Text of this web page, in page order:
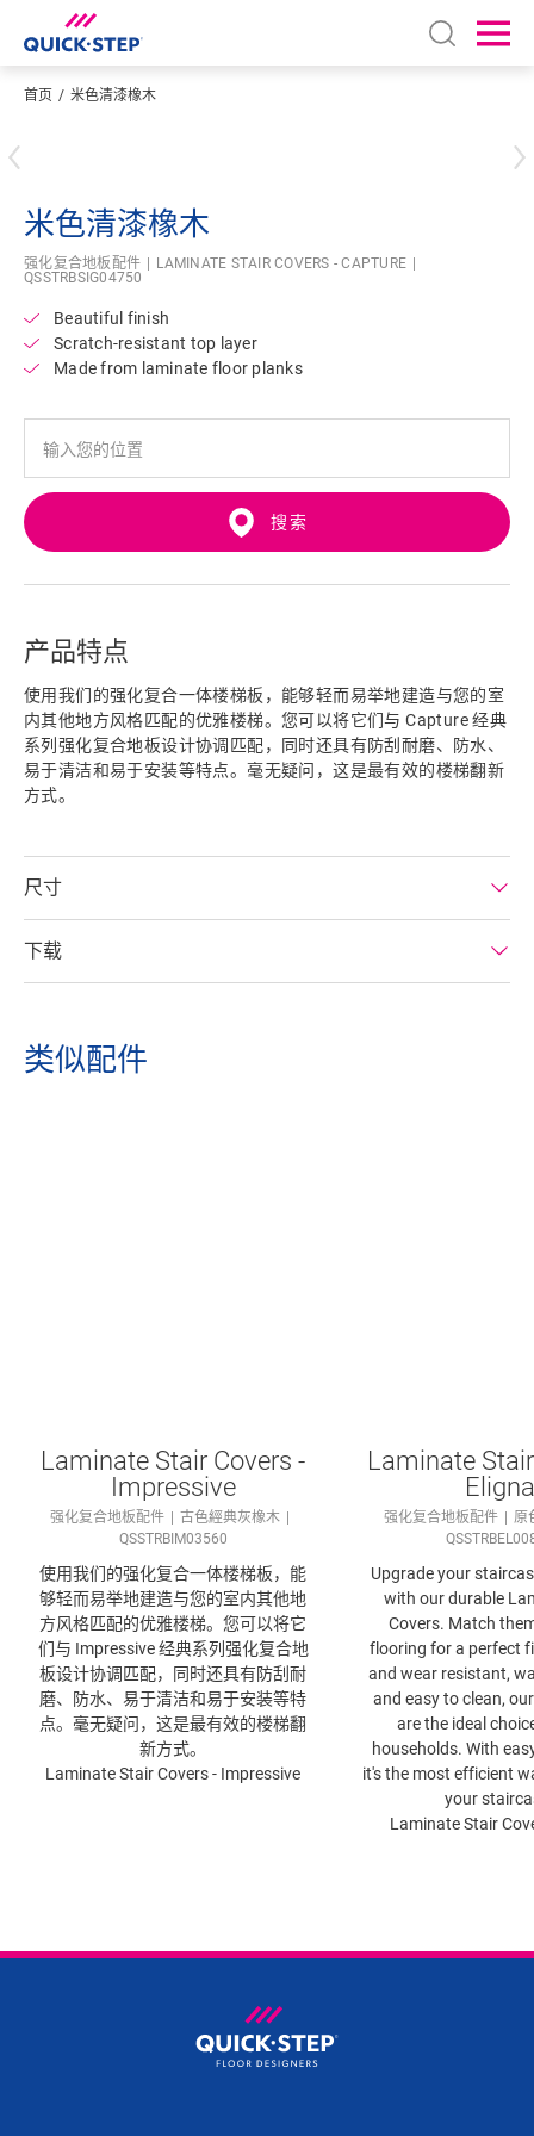
Open
首页 米色清漆橡木
米色清漆橡木
强化复合地板配件
LAMINATE STAIR COVERS - CAPTURE
QSSTRBSIG04750
Beautiful finish
Scratch-resistant top layer
Made from laminate floor planks
搜索
产品特点
使用我们的强化复合​一体楼梯板，能够轻而易举地建造与您的室
内其他地方风格匹配的优雅楼梯。您可以将它们与 Capture 经典
系列强化复合地板​设计协调匹配，同时还具有防刮耐磨、防水、
易于清洁和易于安装等特点。毫无疑问，这是最有效的楼梯翻新
方式。
尺寸
下载
类似配件
Laminate Stair Covers -
Impressive
强化复合地板配件
古色經典灰橡木
QSSTRBIM03560
使用我们的强化复合​一体楼梯板，能
够轻而易举地建造与您的室内其他地
方风格匹配的优雅楼梯。您可以将它
们与 Impressive 经典系列强化复合地
板​设计协调匹配，同时还具有防刮耐
磨、防水、易于清洁和易于安装等特
点。毫无疑问，这是最有效的楼梯翻
新方式。
Laminate Stair Covers - Impressive
Laminate
Eligna
强化复合地板配件
原
Upgrade your
with our durable
Covers. Match
flooring for a perfect
and wear resistant,
and easy to clean,
are the ideal
households. With
it's the most efficient
your
Laminate Stair